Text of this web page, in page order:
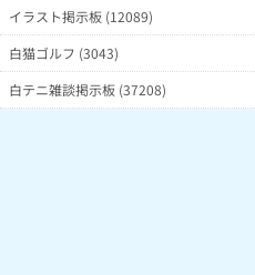
イラスト掲示板 (12089)
白猫ゴルフ (3043)
白テニ雑談掲示板 (37208)